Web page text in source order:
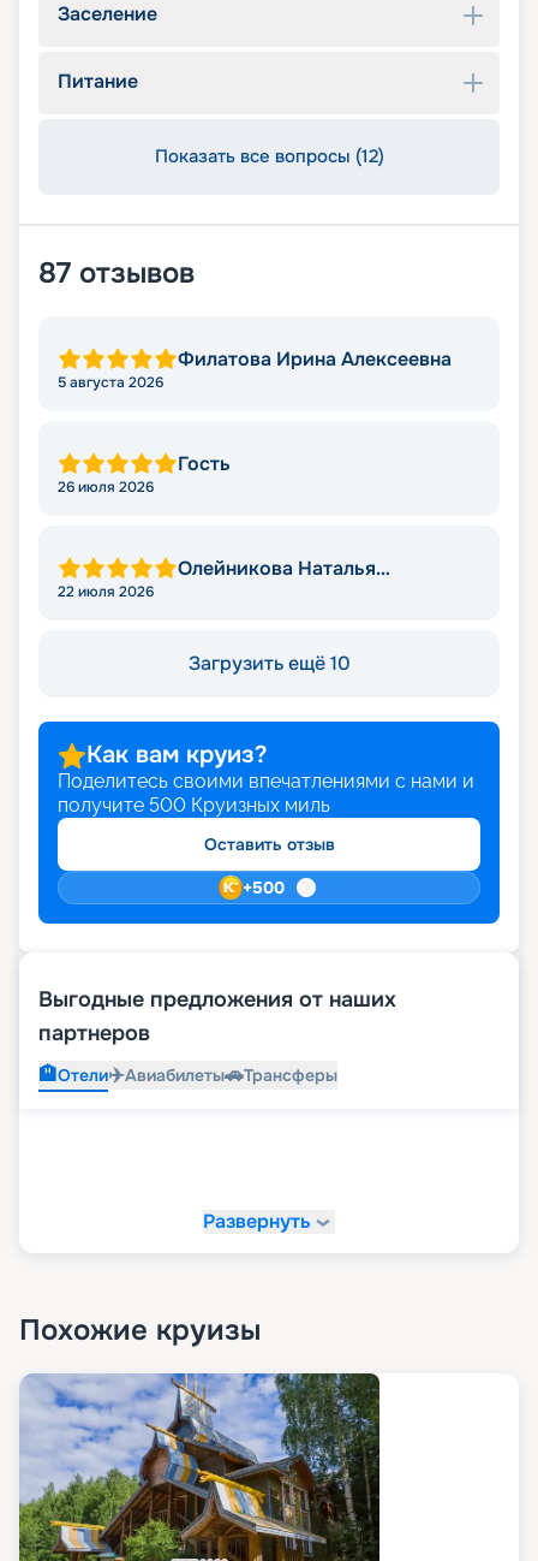
Заселение
Питание
Показать все вопросы (12)
87 отзывов
Филатова Ирина Алексеевна
5 августа 2026
Гость
26 июля 2026
Олейникова Наталья
22 июля 2026
Загрузить ещё 10
Как вам круиз?
Поделитесь своими впечатлениями с нами и
получите 500 Круизных миль
Оставить отзыв
+500
Выгодные предложения от наших
партнеров
🏨Отели✈️Авиабилеты🚗Трансферы
Развернуть
Похожие круизы